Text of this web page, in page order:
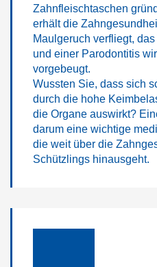
Zahnfleischtaschen
erhält die
Maulgeruch verfliegt,
und einer Parodontitis
vorgebeugt.
Wussten Sie, dass sich
durch die hohe
die Organe auswirkt?
darum eine wichtige
die weit über die
Schützlings hinausgeht.